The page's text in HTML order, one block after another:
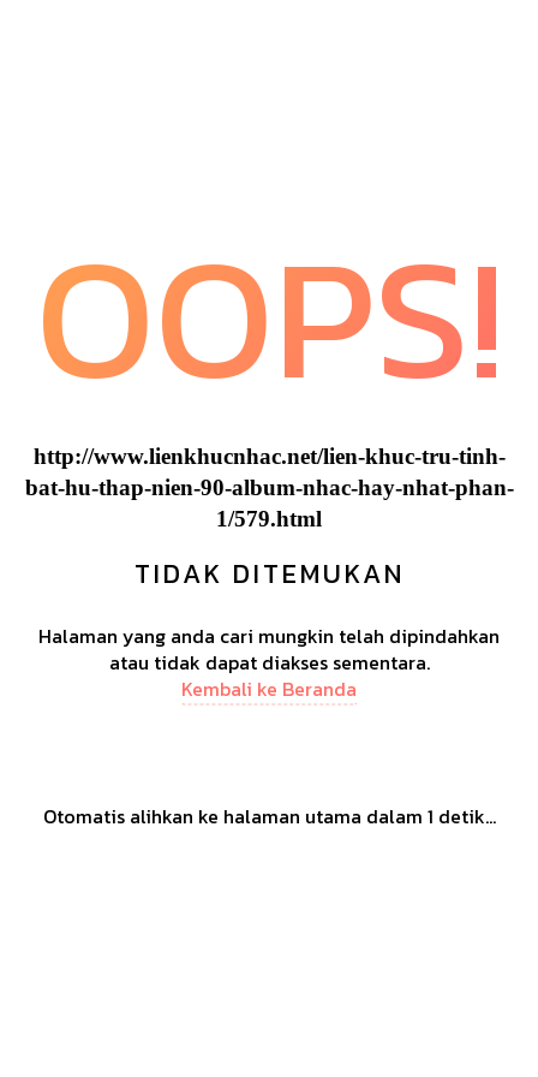
OOPS!
http://www.lienkhucnhac.net/lien-khuc-tru-tinh-
bat-hu-thap-nien-90-album-nhac-hay-nhat-phan-
1/579.html
TIDAK DITEMUKAN
Halaman yang anda cari mungkin telah dipindahkan
atau tidak dapat diakses sementara.
Kembali ke Beranda
Otomatis alihkan ke halaman utama dalam 1 detik...